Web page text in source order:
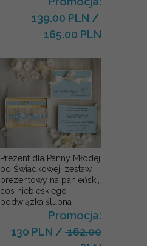
139.00 PLN /
165.00 PLN
Prezent dla Panny Młodej
od Świadkowej, zestaw
prezentowy na panieński,
cos niebieskiego
podwiązka ślubna
Promocja:
130 PLN / 162.00